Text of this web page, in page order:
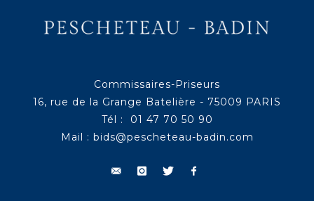
Commissaires-Priseurs
16, rue de la Grange Batelière - 75009 PARIS
Tél : 01 47 70 50 90
Mail : bids@pescheteau-badin.com